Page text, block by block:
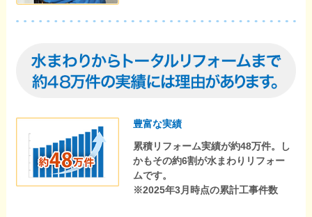
豊富な実績
累積リフォーム実績が約48万件。し
かもその約6割が水まわりリフォー
ムです。
※2025年3月時点の累計工事件数